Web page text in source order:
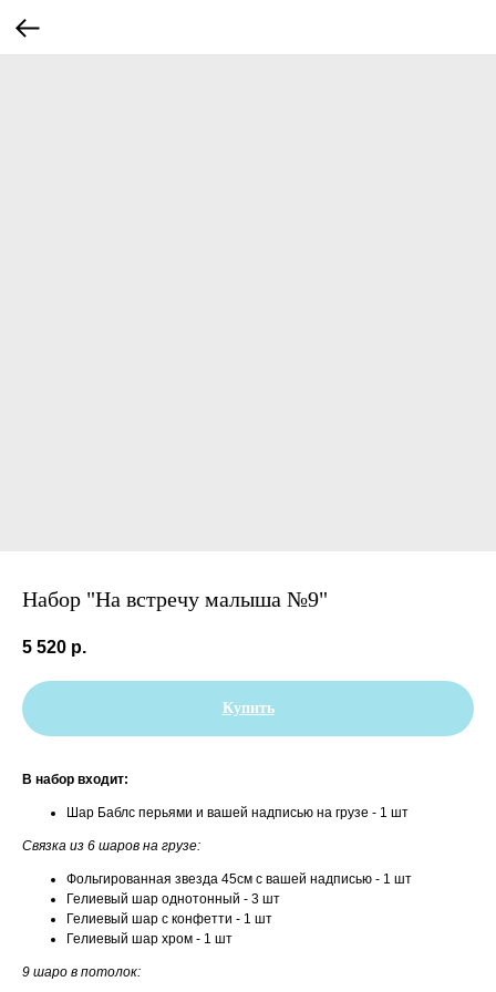
Набор "На встречу малыша №9"
5 520 р.
Купить
В набор входит:
Шар Баблс перьями и вашей надписью на грузе - 1 шт
Связка из 6 шаров на грузе:
Фольгированная звезда 45см с вашей надписью - 1 шт
Гелиевый шар однотонный - 3 шт
Гелиевый шар с конфетти - 1 шт
Гелиевый шар хром - 1 шт
9 шаро в потолок: